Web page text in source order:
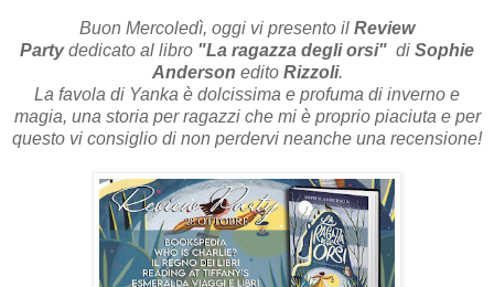
Buon Mercoledì, oggi vi presento il Review
Partydedicato al libro "La ragazza degli orsi" di Sophie
Anderson edito Rizzoli.
La favola di Yanka è dolcissima e profuma di inverno e
magia, una storia per ragazzi che mi è proprio piaciuta e per
questo vi consiglio di non perdervi neanche una recensione!